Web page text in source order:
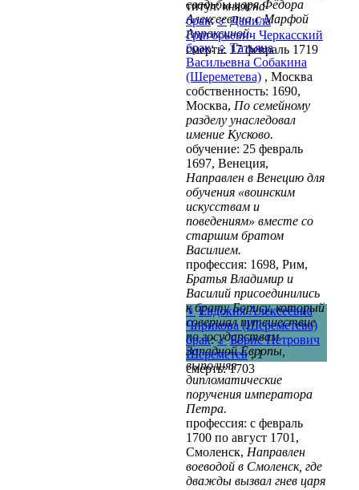
свадьбы царя Фёдора
Алексеевича с Марфой
Апраксиной.
брак:♀ Татьяна
Васильевна Собакина
(Шереметева) , Москва
собственность: 1690,
Москва, По семейному
разделу унаследовал
имение Кусково.
обучение: 25 февраль
1697, Венеция,
Направлен в Венецию для
обучения «воинским
искусствам и
поведениям» вместе со
старшим братом
Василием.
профессия: 1698, Рим,
Братья Владимир и
Василий присоединились
к брату Борису, который
совершал путешествие
по государствам
Западной Европы,
выполняя
дипломатические
поручения императора
Петра.
профессия: с февраль
1700 по август 1701,
Смоленск, Направлен
воеводой в Смоленск, где
дважды вызвал гнев царя
титул:княжна
брак:♂ Данила
Григорьевич Черкасский
смерть: 17 февраль 1719
♀ Евдокия Алексеевна
Чирикова (Шереметева)
брак:♂ Борис Петрович
Шереметев,1
смерть: 1703